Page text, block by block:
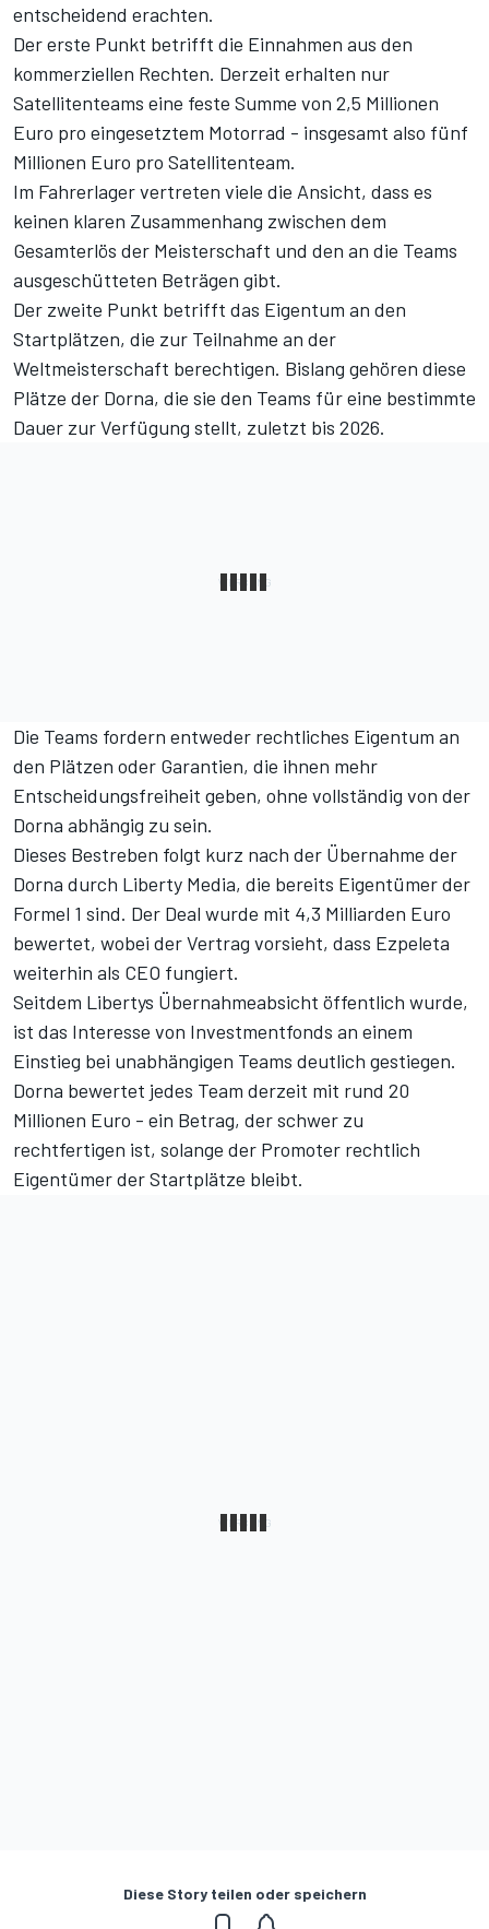
entscheidend erachten.
Der erste Punkt betrifft die Einnahmen aus den
kommerziellen Rechten. Derzeit erhalten nur
Satellitenteams eine feste Summe von 2,5 Millionen
Euro pro eingesetztem Motorrad - insgesamt also fünf
Millionen Euro pro Satellitenteam.
Im Fahrerlager vertreten viele die Ansicht, dass es
keinen klaren Zusammenhang zwischen dem
Gesamterlös der Meisterschaft und den an die Teams
ausgeschütteten Beträgen gibt.
Der zweite Punkt betrifft das Eigentum an den
Startplätzen, die zur Teilnahme an der
Weltmeisterschaft berechtigen. Bislang gehören diese
Plätze der Dorna, die sie den Teams für eine bestimmte
Dauer zur Verfügung stellt, zuletzt bis 2026.
Die Teams fordern entweder rechtliches Eigentum an
den Plätzen oder Garantien, die ihnen mehr
Entscheidungsfreiheit geben, ohne vollständig von der
Dorna abhängig zu sein.
Dieses Bestreben folgt kurz nach der Übernahme der
Dorna durch Liberty Media, die bereits Eigentümer der
Formel 1 sind. Der Deal wurde mit 4,3 Milliarden Euro
bewertet, wobei der Vertrag vorsieht, dass Ezpeleta
weiterhin als CEO fungiert.
Seitdem Libertys Übernahmeabsicht öffentlich wurde,
ist das Interesse von Investmentfonds an einem
Einstieg bei unabhängigen Teams deutlich gestiegen.
Dorna bewertet jedes Team derzeit mit rund 20
Millionen Euro - ein Betrag, der schwer zu
rechtfertigen ist, solange der Promoter rechtlich
Eigentümer der Startplätze bleibt.
Diese Story teilen oder speichern